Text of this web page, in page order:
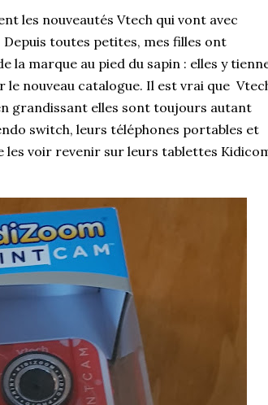
les nouveautés Vtech qui vont avec
toutes petites, mes filles ont
la marque au pied du sapin : elles y
nouveau catalogue. Il est vrai que
grandissant elles sont toujours autant
switch, leurs téléphones portables et
les voir revenir sur leurs tablettes